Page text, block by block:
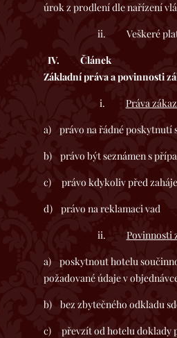
úrok z prodlení dle nařízení
ii. Veškeré platby budou
IV. Článek
Základní práva a povinnosti
i. Práva
a) právo na řádné poskytnutí
b) právo být seznámen s
c) právo kdykoliv před
d) právo na reklamaci vad
ii. Povinnosti
a) poskytnout hotelu
požadované údaje v
b) bez zbytečného odkladu
c) převzít od hotelu doklady